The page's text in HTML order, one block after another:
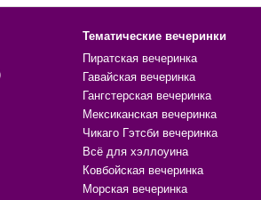
Тематические вечеринки
Пиратская вечеринка
Гавайская вечеринка
Гангстерская вечеринка
Мексиканская вечеринка
Чикаго Гэтсби вечеринка
Всё для хэллоуина
Ковбойская вечеринка
Морская вечеринка